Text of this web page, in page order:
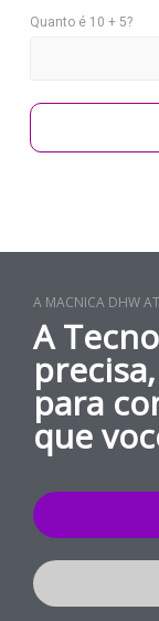
Quanto é 10 + 5?
A MACNICA DHW
A
precisa,
para
que